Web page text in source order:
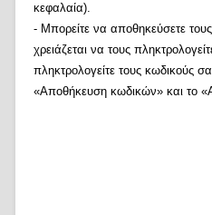
κεφαλαία).
- Μπορείτε να αποθηκεύσετε
χρειάζεται να τους
πληκτρολογείτε τους κωδικούς
«Αποθήκευση κωδικών» και το